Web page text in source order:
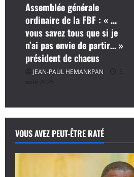
Assemblée générale
ordinaire de la FBF : « …
vous savez tous que si je
n’ai pas envie de partir… »
président de chacus
JEAN-PAUL HEMANKPAN
5
août 2026
VOUS AVEZ PEUT-ÊTRE RATÉ